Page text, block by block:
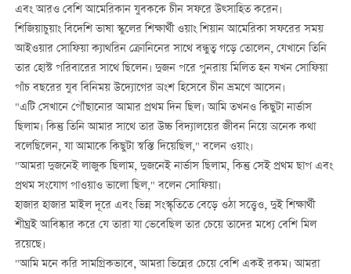
এবং আরও বেশি আমেরিকান যুবককে চীন সফরে উত্সাহিত করেন।
শিজিয়াচুয়াং বিদেশি ভাষা স্কুলের শিক্ষার্থী ওয়াং শিয়ান আমেরিকা সফরের সময়
আইওয়ার সোফিয়া ক্যাথরিন ক্রোনিনের সাথে বন্ধুত্ব গড়ে তোলেন, যেখানে তিনি
তার হোস্ট পরিবারের সাথে ছিলেন। দুজন পরে পুনরায় মিলিত হন যখন সোফিয়া
পাঁচ বছরের যুব বিনিময় উদ্যোগের অংশ হিসেবে চীন ভ্রমণে আসেন।
"এটি সেখানে পৌঁছানোর আমার প্রথম দিন ছিল। আমি তখনও কিছুটা নার্ভাস
ছিলাম। কিন্তু তিনি আমার সাথে তার উচ্চ বিদ্যালয়ের জীবন নিয়ে অনেক কথা
বলেছিলেন, যা আমাকে কিছুটা স্বস্তি দিয়েছিল," বলেন ওয়াং।
"আমরা দুজনেই লাজুক ছিলাম, দুজনেই নার্ভাস ছিলাম, কিন্তু সেই প্রথম ছাপ এবং
প্রথম সংযোগ পাওয়াও ভালো ছিল," বলেন সোফিয়া।
হাজার হাজার মাইল দূরে এবং ভিন্ন সংস্কৃতিতে বেড়ে ওঠা সত্ত্বেও, দুই শিক্ষার্থী
শীঘ্রই আবিষ্কার করে যে তারা যা ভেবেছিল তার চেয়ে তাদের মধ্যে বেশি মিল
রয়েছে।
"আমি মনে করি সামগ্রিকভাবে, আমরা ভিন্নের চেয়ে বেশি একই রকম। আমরা